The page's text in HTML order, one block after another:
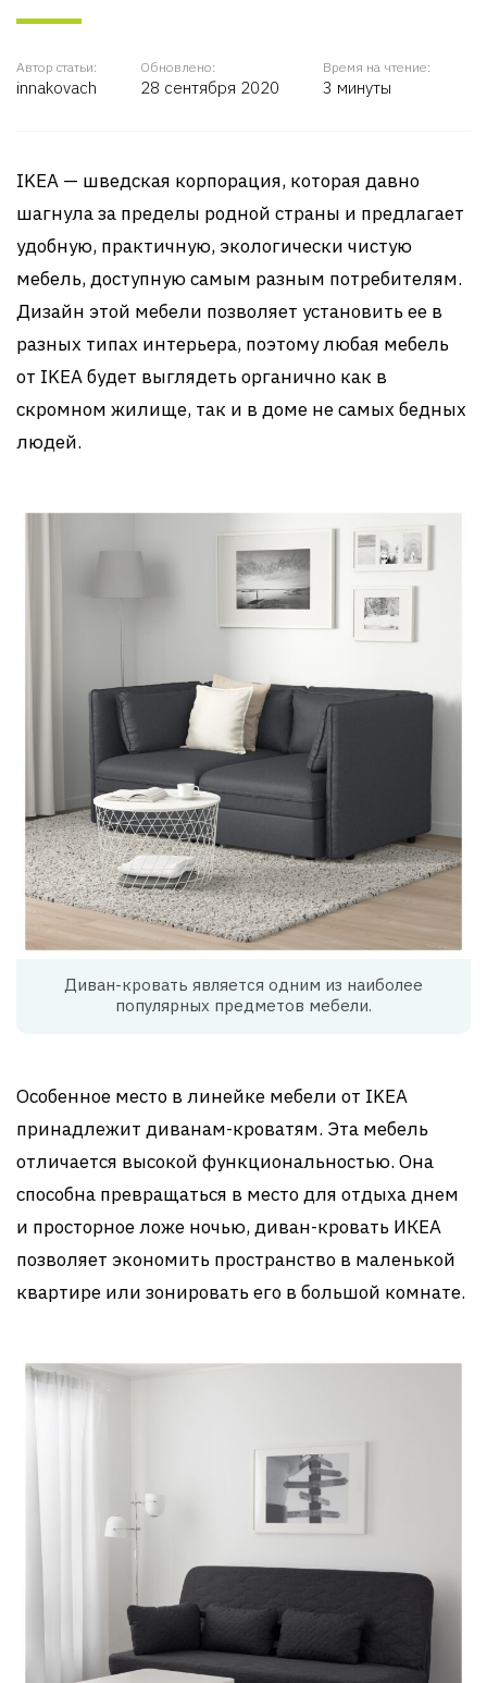
Автор статьи:
innakovach
Обновлено:
28 сентября 2020
Время на чтение:
3 минуты
IKEA — шведская корпорация, которая давно
шагнула за пределы родной страны и предлагает
удобную, практичную, экологически чистую
мебель, доступную самым разным потребителям.
Дизайн этой мебели позволяет установить ее в
разных типах интерьера, поэтому любая мебель
от IKEA будет выглядеть органично как в
скромном жилище, так и в доме не самых бедных
людей.
Диван-кровать является одним из наиболее
популярных предметов мебели.
Особенное место в линейке мебели от IKEA
принадлежит диванам-кроватям. Эта мебель
отличается высокой функциональностью. Она
способна превращаться в место для отдыха днем
и просторное ложе ночью, диван-кровать ИКЕА
позволяет экономить пространство в маленькой
квартире или зонировать его в большой комнате.